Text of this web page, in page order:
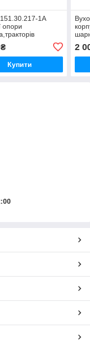
151.30.217-1А
опори
156,Т-17221,Т-17021
Купити
Т-
2